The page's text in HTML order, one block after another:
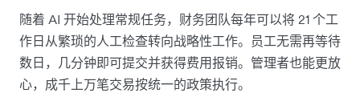
随着 AI 开始处理常规任务，财务团队每年可以将 21 个工
作日从繁琐的人工检查转向战略性工作。员工无需再等待
数日，几分钟即可提交并获得费用报销。管理者也能更放
心，成千上万笔交易按统一的政策执行。